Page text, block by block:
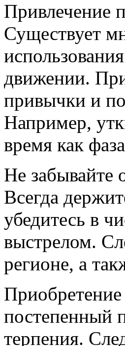
Привлечение
Существует
движении.
привычки и
Например,
время как
Не забывайте
Всегда
убедитесь в
выстрелом.
регионе, а
постепенный
терпения.